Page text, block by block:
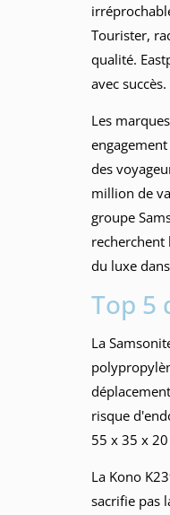
Tourister,
qualité.
avec succès.
Les
des
million de
groupe
recherchent
du luxe
Top 5
La
risque
55 x 35 x
La Kono
sacrifie pas